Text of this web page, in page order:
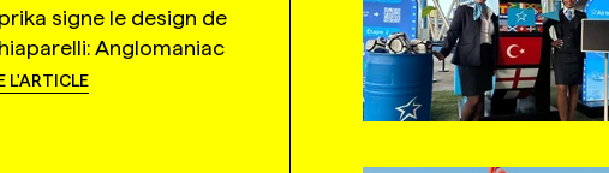
signe le design de
Anglomaniac
L'ARTICLE